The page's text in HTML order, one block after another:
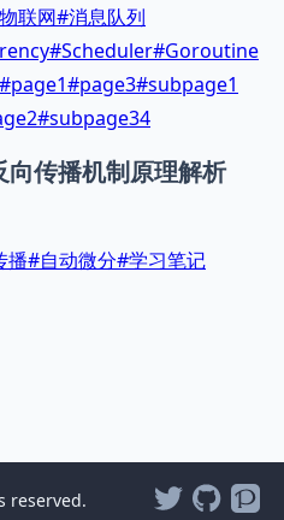
物联网#消息队列
#Scheduler#Goroutine
#page1#page3#subpage1
#subpage34
传播机制原理解析
播#自动微分#学习笔记
reserved.